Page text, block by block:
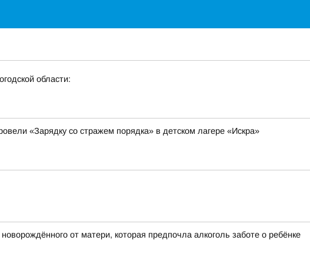
области:
«Зарядку со стражем порядка» в детском лагере «Искра»
от матери, которая предпочла алкоголь заботе о ребёнке